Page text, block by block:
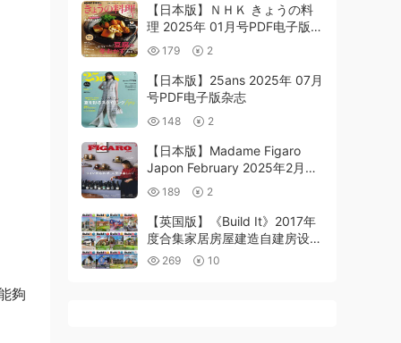
夠
【日本版】ＮＨＫ きょうの料
理 2025年 01月号PDF电子版杂
志 179 2
【日本版】25ans 2025年 07月
号PDF电子版杂志
148 2
【日本版】Madame Figaro
Japon February 2025年2月
PDF电子版
189 2
【英国版】《Build It》2017年
度合集家居房屋建造自建房设计
规划理念PDF杂志（12本）
269 10